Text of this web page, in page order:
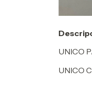
UNICO
UNICO